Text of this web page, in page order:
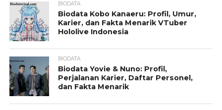
BIODATA
Biodata Kobo Kanaeru: Profil, Umur,
Karier, dan Fakta Menarik VTuber
Hololive Indonesia
BIODATA
Biodata Yovie & Nuno: Profil,
Perjalanan Karier, Daftar Personel,
dan Fakta Menarik